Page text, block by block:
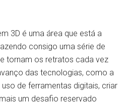
3D é uma área que está a
consigo uma série de
tornam os retratos cada vez
das tecnologias, como a
de ferramentas digitais, criar
um desafio reservado